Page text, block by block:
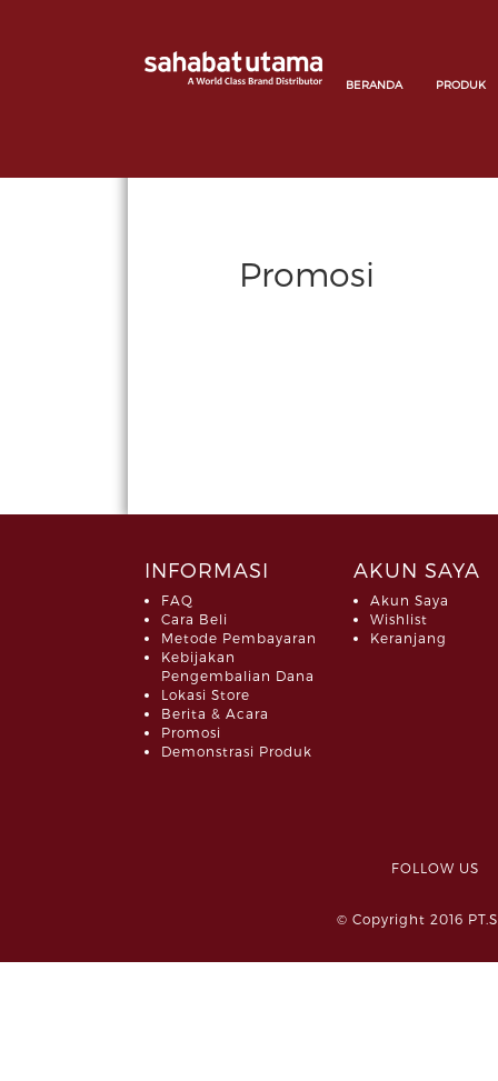
BERANDA PRODUK
Promosi
INFORMASI
FAQ
Cara Beli
Metode Pembayaran
Kebijakan
Pengembalian Dana
Lokasi Store
Berita & Acara
Promosi
Demonstrasi Produk
AKUN SAYA
Akun Saya
Wishlist
Keranjang
FOLLOW
© Copyright 2016